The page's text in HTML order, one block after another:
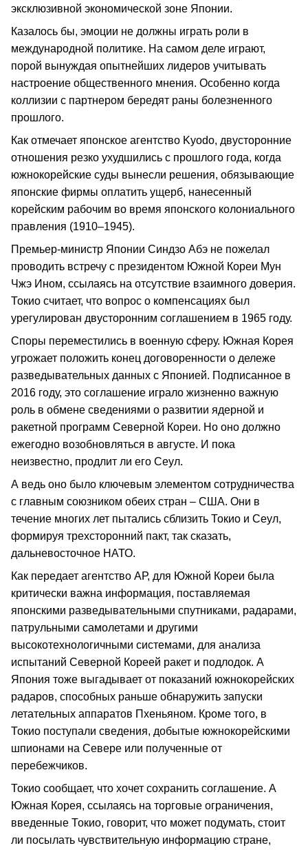
эксклюзивной экономической зоне Японии.
Казалось бы, эмоции не должны играть роли в
международной политике. На самом деле играют,
порой вынуждая опытнейших лидеров учитывать
настроение общественного мнения. Особенно когда
коллизии с партнером бередят раны болезненного
прошлого.
Как отмечает японское агентство Kyodo, двусторонние
отношения резко ухудшились с прошлого года, когда
южнокорейские суды вынесли решения, обязывающие
японские фирмы оплатить ущерб, нанесенный
корейским рабочим во время японского колониального
правления (1910–1945).
Премьер-министр Японии Синдзо Абэ не пожелал
проводить встречу с президентом Южной Кореи Мун
Чжэ Ином, ссылаясь на отсутствие взаимного доверия.
Токио считает, что вопрос о компенсациях был
урегулирован двусторонним соглашением в 1965 году.
Споры переместились в военную сферу. Южная Корея
угрожает положить конец договоренности о дележе
разведывательных данных с Японией. Подписанное в
2016 году, это соглашение играло жизненно важную
роль в обмене сведениями о развитии ядерной и
ракетной программ Северной Кореи. Но оно должно
ежегодно возобновляться в августе. И пока
неизвестно, продлит ли его Сеул.
А ведь оно было ключевым элементом сотрудничества
с главным союзником обеих стран – США. Они в
течение многих лет пытались сблизить Токио и Сеул,
формируя трехсторонний пакт, так сказать,
дальневосточное НАТО.
Как передает агентство АР, для Южной Кореи была
критически важна информация, поставляемая
японскими разведывательными спутниками, радарами,
патрульными самолетами и другими
высокотехнологичными системами, для анализа
испытаний Северной Кореей ракет и подлодок. А
Япония тоже выгадывает от показаний южнокорейских
радаров, способных раньше обнаружить запуски
летательных аппаратов Пхеньяном. Кроме того, в
Токио поступали сведения, добытые южнокорейскими
шпионами на Севере или полученные от
перебежчиков.
Токио сообщает, что хочет сохранить соглашение. А
Южная Корея, ссылаясь на торговые ограничения,
введенные Токио, говорит, что может подумать, стоит
ли посылать чувствительную информацию стране,